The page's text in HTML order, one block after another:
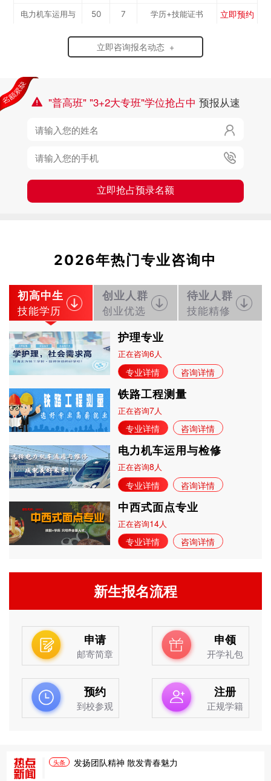
电力机车运用与 50 7 学历+技能证书 立即预约
40 3 学历+技能证书
40 10 学历+技能证书
消防工程技术
幼儿教育 立即预约
立即咨询报名动态 +
 "普高班" "3+2大专班"学位抢占中 预报从速


立即抢占预录名额
2026年热门专业咨询中
初高中生
技能学历
创业人群
创业优选
待业人群
技能精修
护理专业
正在咨询6人
专业详情 咨询详情
铁路工程测量
正在咨询7人
专业详情 咨询详情
电力机车运用与检修
正在咨询8人
专业详情 咨询详情
中西式面点专业
正在咨询14人
专业详情 咨询详情
新生报名流程
申请
邮寄简章
申领
开学礼包
预约
到校参观
注册
正规学籍
头条 发扬团队精神 散发青春魅力